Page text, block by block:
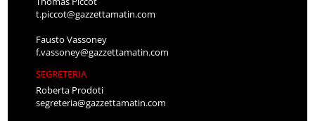
t.piccot@gazzettamatin.com
Fausto Vassoney
f.vassoney@gazzettamatin.com
SEGRETERIA
Roberta Prodoti
segreteria@gazzettamatin.com